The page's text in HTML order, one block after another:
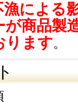
による
商品製
ります。